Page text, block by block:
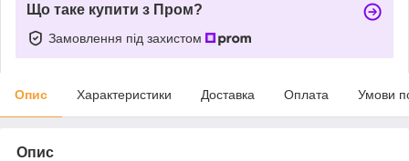
Що таке купити з Пром?
Замовлення під захистом
Опис Характеристики Доставка Оплата Умови
Опис